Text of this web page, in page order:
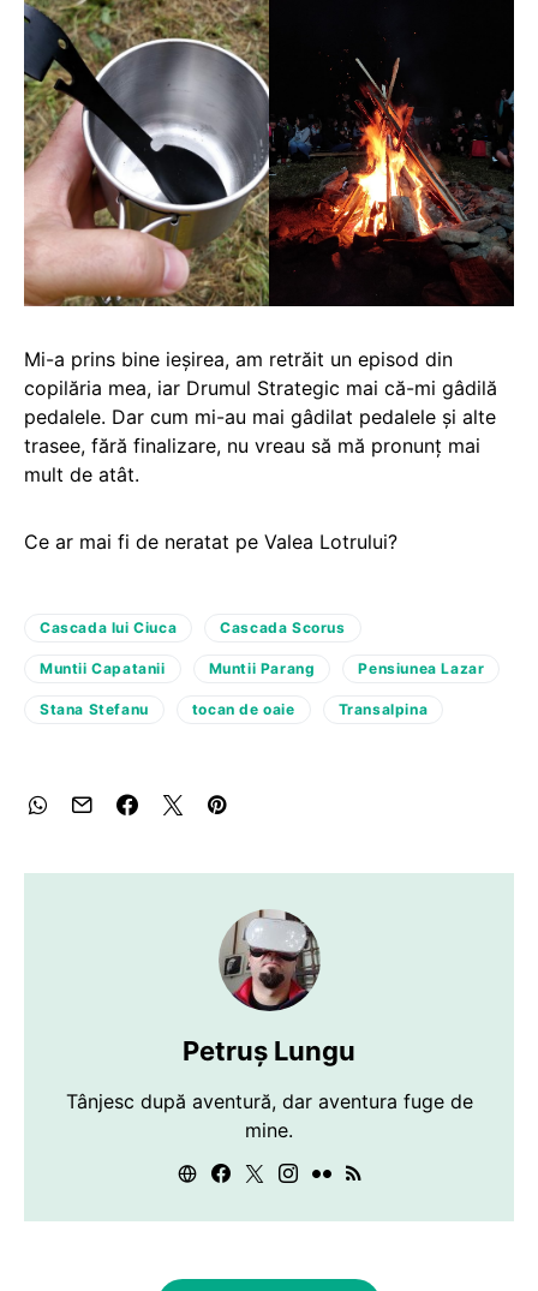
Mi-a prins bine ieșirea, am retrăit un episod din
copilăria mea, iar Drumul Strategic mai că-mi gâdilă
pedalele. Dar cum mi-au mai gâdilat pedalele și alte
trasee, fără finalizare, nu vreau să mă pronunț mai
mult de atât.
Ce ar mai fi de neratat pe Valea Lotrului?
Cascada lui Ciuca Cascada Scorus
Muntii Capatanii Muntii Parang Pensiunea Lazar
Stana Stefanu tocan de oaie Transalpina
Petruș Lungu
Tânjesc după aventură, dar aventura fuge de
mine.